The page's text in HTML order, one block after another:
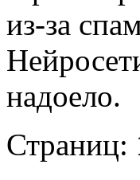
из-за
надоело.
Страниц: